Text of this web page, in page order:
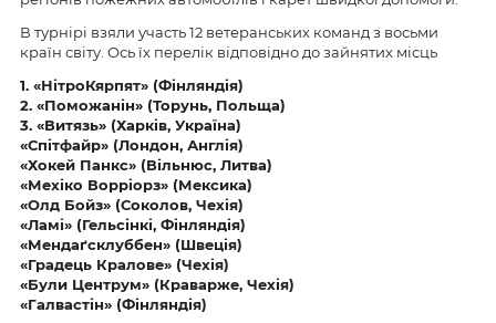
В турнірі взяли участь 12 ветеранських команд з восьми
країн світу. Ось їх перелік відповідно до зайнятих місць
1. «НітроКярпят» (Фінляндія)
2. «Поможанін» (Торунь, Польща)
3. «Витязь» (Харків, Україна)
«Спітфайр» (Лондон, Англія)
«Хокей Панкс» (Вільнюс, Литва)
«Мехіко Ворріорз» (Мексика)
«Олд Бойз» (Соколов, Чехія)
«Ламі» (Гельсінкі, Фінляндія)
«Мендаґсклуббен» (Швеція)
«Градець Кралове» (Чехія)
«Були Центрум» (Краварже, Чехія)
«Галвастін» (Фінляндія)